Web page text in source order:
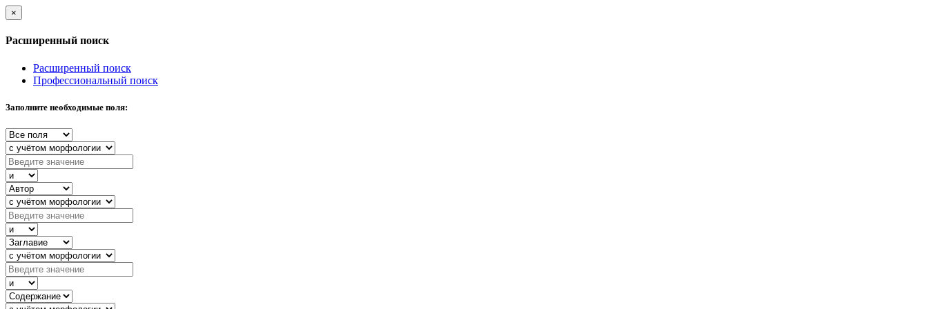
×
Расширенный поиск
Расширенный поиск
Профессиональный поиск
Заполните необходимые поля: